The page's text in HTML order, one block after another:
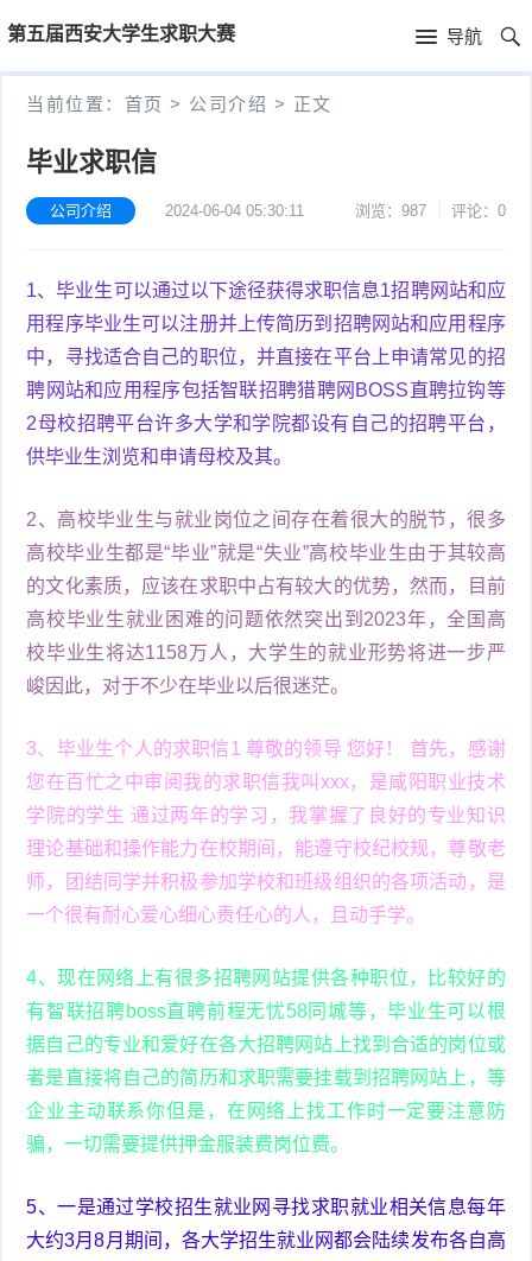
第五届西安大学生求职大赛 导航
首
页
首
当前位置： 首页 > 公司介绍 > 正文
毕业求职信
公司介绍 2024-06-04 05:30:11 浏览：987 评论：0
1、毕业生可以通过以下途径获得求职信息1招聘网站和应
用程序毕业生可以注册并上传简历到招聘网站和应用程序
中，寻找适合自己的职位，并直接在平台上申请常见的招
聘网站和应用程序包括智联招聘猎聘网BOSS直聘拉钩等
2母校招聘平台许多大学和学院都设有自己的招聘平台，
供毕业生浏览和申请母校及其。
2、高校毕业生与就业岗位之间存在着很大的脱节，很多
高校毕业生都是“毕业”就是“失业”高校毕业生由于其较高
的文化素质，应该在求职中占有较大的优势，然而，目前
高校毕业生就业困难的问题依然突出到2023年，全国高
校毕业生将达1158万人，大学生的就业形势将进一步严
峻因此，对于不少在毕业以后很迷茫。
3、毕业生个人的求职信1 尊敬的领导 您好！ 首先，感谢
您在百忙之中审阅我的求职信我叫xxx，是咸阳职业技术
学院的学生 通过两年的学习，我掌握了良好的专业知识
理论基础和操作能力在校期间，能遵守校纪校规，尊敬老
师，团结同学并积极参加学校和班级组织的各项活动，是
一个很有耐心爱心细心责任心的人，且动手学。
4、现在网络上有很多招聘网站提供各种职位，比较好的
有智联招聘boss直聘前程无忧58同城等，毕业生可以根
据自己的专业和爱好在各大招聘网站上找到合适的岗位或
者是直接将自己的简历和求职需要挂载到招聘网站上，等
企业主动联系你但是，在网络上找工作时一定要注意防
骗，一切需要提供押金服装费岗位费。
5、一是通过学校招生就业网寻找求职就业相关信息每年
大约3月8月期间，各大学招生就业网都会陆续发布各自高